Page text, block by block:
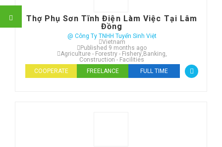
Thợ Phụ Sơn Tĩnh Điện Làm Việc Tại Lâm
Đồng
@ Công Ty TNHH Tuyển Sinh Việt
Vietnam
Published 9 months ago
Agriculture - Forestry - Fishery, Banking,
Construction - Facilities
COOPERATE
FREELANCE FULL TIME